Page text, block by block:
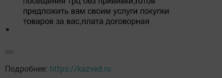
Подробнее: https://kazved.ru